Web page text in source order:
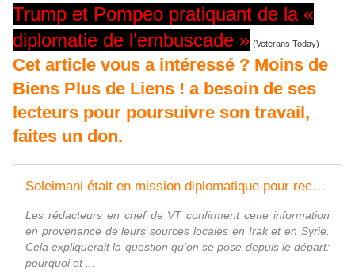
Trump et Pompeo pratiquant de la «
diplomatie de l’embuscade » (Veterans Today)
Cet article vous a intéressé ? Moins de
Biens Plus de Liens ! a besoin de ses
lecteurs pour poursuivre son travail,
faites un don.
Soleimani était en mission diplomatique pour recevoir en Irak une lettre de... Trump et Pompeo pratiquant de la " diplomatie de l'embuscade " (Veterans Today) - MOINS de BIENS PLUS de LIENS
Les rédacteurs en chef de VT confirment cette information
en provenance de leurs sources locales en Irak et en Syrie.
Cela expliquerait la question qu'on se pose depuis le départ:
pourquoi et ...